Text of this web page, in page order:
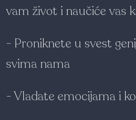
vam život i naučiće vas
- Proniknete u svest
svima nama
- Vladate emocijama i